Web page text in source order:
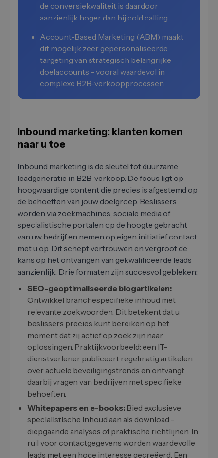
de conversiekwaliteit is daardoor
aanzienlijk hoger dan bij cold calling.
Account-Based Marketing (ABM) maakt
dit mogelijk zeer gepersonaliseerde
targeting van strategisch belangrijke
doelaccounts - vooral waardevol in
complexe B2B-verkoopprocessen.
Inbound marketing: klanten komen
naar u toe
Inbound marketing is de sleutel tot duurzame
leadgeneratie in B2B-verkoop. De focus ligt op
hoogwaardige content die precies is afgestemd op
de behoeften van jouw doelgroep. Beslissers
worden via zoekmachines, sociale media of
specialistische portalen op de hoogte gebracht
van uw bedrijf en nemen op eigen initiatief contact
met u op. Dit schept vertrouwen en vergroot de
kans op het ontvangen van gekwalificeerde leads
aanzienlijk. Drie formaten zijn succesvol gebleken:
SEO-geoptimaliseerde blogartikelen:
Ontwikkel branchespecifieke inhoud met
relevante zoekwoorden. Dit betekent dat u
beslissers precies kunt bereiken op het
moment dat zij actief op zoek zijn naar
oplossingen. Praktijkvoorbeeld: een IT-
dienstverlener publiceert regelmatig artikelen
over actuele beveiligingstrends en ontvangt
daarbij vragen van bedrijven met specifieke
behoeften.
Whitepapers en e-books: Bied exclusieve
specialistische inhoud aan als download -
diepgaande analyses of praktische richtlijnen. In
ruil voor contactgegevens worden waardevolle
leads met een hoge interesse gecreëerd. Een